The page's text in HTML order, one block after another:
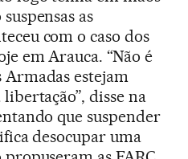
as
com o caso dos
em Arauca. “Não é
Armadas estejam
disse na
que suspender
desocupar uma